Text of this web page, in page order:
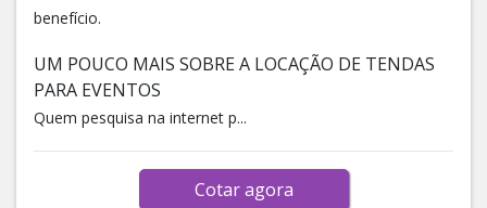
benefício.
UM POUCO MAIS SOBRE A LOCAÇÃO DE TENDAS
PARA EVENTOS
Quem pesquisa na internet p...
Cotar agora